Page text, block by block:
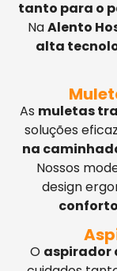
tanto para o
NaAlento
alta
As muletas
soluções
na
Nossos
design
O aspirador